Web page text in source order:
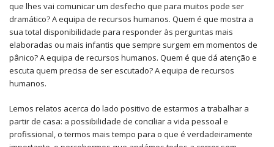
que lhes vai comunicar um desfecho que para muitos pode ser
dramático? A equipa de recursos humanos. Quem é que mostra a
sua total disponibilidade para responder às perguntas mais
elaboradas ou mais infantis que sempre surgem em momentos de
pânico? A equipa de recursos humanos. Quem é que dá atenção e
escuta quem precisa de ser escutado? A equipa de recursos
humanos.
Lemos relatos acerca do lado positivo de estarmos a trabalhar a
partir de casa: a possibilidade de conciliar a vida pessoal e
profissional, o termos mais tempo para o que é verdadeiramente